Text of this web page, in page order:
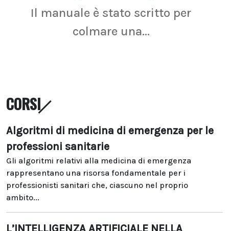
Il manuale è stato scritto per
colmare una...
CORSI
Algoritmi di medicina di emergenza per le
professioni sanitarie
Gli algoritmi relativi alla medicina di emergenza
rappresentano una risorsa fondamentale per i
professionisti sanitari che, ciascuno nel proprio
ambito...
L’INTELLIGENZA ARTIFICIALE NELLA